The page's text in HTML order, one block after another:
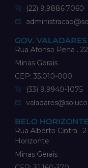
(22) 9.9886.7060
GOV.
Rua Afonso Pena .
Minas Gerais
CEP: 35.010-000
(33) 9.9940-1075
BELO
Rua Alberto Cintra .
Horizonte
Minas Gerais